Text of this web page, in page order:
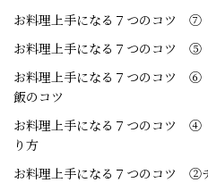
お料理上手になる７つのコツ ⑦
お料理上手になる７つのコツ ⑤
お料理上手になる７つのコツ ⑥
飯のコツ
お料理上手になる７つのコツ ④
り方
お料理上手になる７つのコツ ②